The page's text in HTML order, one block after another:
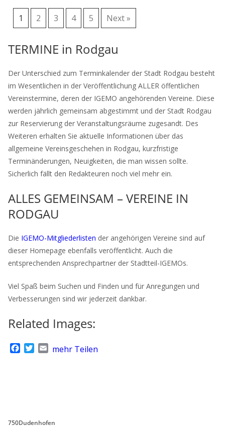
1 2 3 4 5 Next »
TERMINE in Rodgau
Der Unterschied zum Terminkalender der Stadt Rodgau besteht
im Wesentlichen in der Veröffentlichung ALLER öffentlichen
Vereinstermine, deren der IGEMO angehörenden Vereine. Diese
werden jährlich gemeinsam abgestimmt und der Stadt Rodgau
zur Reservierung der Veranstaltungsräume zugesandt. Des
Weiteren erhalten Sie aktuelle Informationen über das
allgemeine Vereinsgeschehen in Rodgau, kurzfristige
Terminänderungen, Neuigkeiten, die man wissen sollte.
Sicherlich fällt den Redakteuren noch viel mehr ein.
ALLES GEMEINSAM – VEREINE IN
RODGAU
Die IGEMO-Mitgliederlisten der angehörigen Vereine sind auf
dieser Homepage ebenfalls veröffentlicht. Auch die
entsprechenden Ansprechpartner der Stadtteil-IGEMOs.
Viel Spaß beim Suchen und Finden und für Anregungen und
Verbesserungen sind wir jederzeit dankbar.
Related Images:
k
mehr Teilen
750Dudenhofen